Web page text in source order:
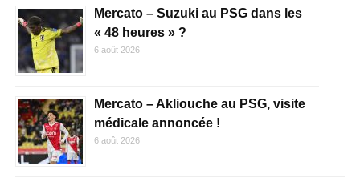
Mercato – Suzuki au PSG dans les
« 48 heures » ?
6 août 2026
Mercato – Akliouche au PSG, visite
médicale annoncée !
6 août 2026